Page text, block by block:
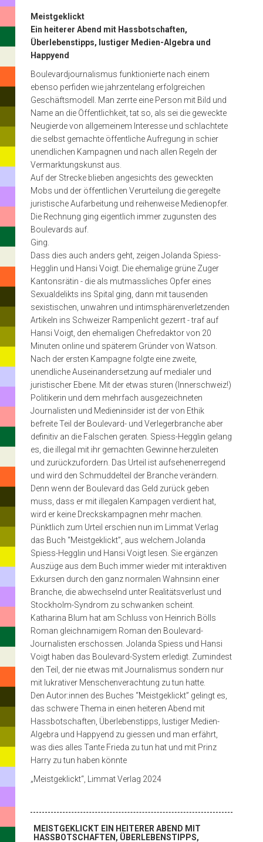
Hit
enter
or
ESC
to
close
einem
ebenso
perfiden
wie
jahrzentelang
erfolgreichen
Geschäftsmodell.
Man
zerrte
eine
Person
mit
Bild
und
Name
an
die
Öffentlichkeit,
tat
so,
als
sei
die
geweckte
Neugierde
von
allgemeinem
Interesse
und
schlachtete
die
selbst
gemachte
öffentliche
Aufregung
in
schier
unendlichen
Kampagnen
und
nach
Regeln
Meistgeklickt
Ein heiterer Abend mit Hassbotschaften,
Überlebenstipps, lustiger Medien-Algebra und
Happyend
Boulevardjournalismus funktionierte nach einem
ebenso perfiden wie jahrzentelang erfolgreichen
Geschäftsmodell. Man zerrte eine Person mit Bild und
Name an die Öffentlichkeit, tat so, als sei die geweckte
Neugierde von allgemeinem Interesse und schlachtete
die selbst gemachte öffentliche Aufregung in schier
unendlichen Kampagnen und nach allen Regeln der
Vermarktungskunst aus.
Auf der Strecke blieben angesichts des geweckten
Mobs und der öffentlichen Verurteilung die geregelte
juristische Aufarbeitung und reihenweise Medienopfer.
Die Rechnung ging eigentlich immer zugunsten des
Boulevards auf.
Ging.
Dass dies auch anders geht, zeigen Jolanda Spiess-
Hegglin und Hansi Voigt. Die ehemalige grüne Zuger
Kantonsrätin - die als mutmassliches Opfer eines
Sexualdelikts ins Spital ging, dann mit tausenden
sexistischen, unwahren und intimsphärenverletzenden
Artikeln ins Schweizer Rampenlicht gezerrt - traf auf
Hansi Voigt, den ehemaligen Chefredaktor von 20
Minuten online und späterem Gründer von Watson.
Nach der ersten Kampagne folgte eine zweite,
unendliche Auseinandersetzung auf medialer und
juristischer Ebene. Mit der etwas sturen (Innerschweiz!)
Politikerin und dem mehrfach ausgezeichneten
Journalisten und Medieninsider ist der von Ethik
befreite Teil der Boulevard- und Verlegerbranche aber
definitiv an die Falschen geraten. Spiess-Hegglin gelang
es, die illegal mit ihr gemachten Gewinne herzuleiten
und zurückzufordern. Das Urteil ist aufsehenerregend
und wird den Schmuddelteil der Branche verändern.
Denn wenn der Boulevard das Geld zurück geben
muss, dass er mit illegalen Kampagen verdient hat,
wird er keine Dreckskampagnen mehr machen.
Pünktlich zum Urteil erschien nun im Limmat Verlag
das Buch “Meistgeklickt”, aus welchem Jolanda
Spiess-Hegglin und Hansi Voigt lesen. Sie ergänzen
Auszüge aus dem Buch immer wieder mit interaktiven
Exkursen durch den ganz normalen Wahnsinn einer
Branche, die abwechselnd unter Realitätsverlust und
Stockholm-Syndrom zu schwanken scheint.
Katharina Blum hat am Schluss von Heinrich Bölls
Roman gleichnamigem Roman den Boulevard-
Journalisten erschossen. Jolanda Spiess und Hansi
Voigt haben das Boulevard-System erledigt. Zumindest
den Teil, der nie etwas mit Journalismus sondern nur
mit lukrativer Menschenverachtung zu tun hatte.
Den Autor:innen des Buches “Meistgeklickt” gelingt es,
das schwere Thema in einen heiteren Abend mit
Hassbotschaften, Überlebenstipps, lustiger Medien-
Algebra und Happyend zu giessen und man erfährt,
was dies alles Tante Frieda zu tun hat und mit Prinz
Harry zu tun haben könnte
„Meistgeklickt“, Limmat Verlag 2024
MEISTGEKLICKT EIN HEITERER ABEND MIT
HASSBOTSCHAFTEN, ÜBERLEBENSTIPPS,